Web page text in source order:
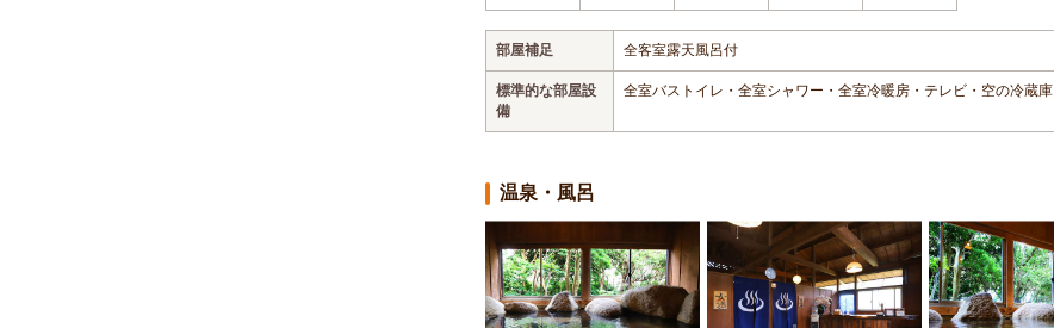
部屋補足 全客室露天風呂付
標準的な部屋設
備
全室バストイレ・全室シャワー・全室冷暖房・テレビ・空の冷蔵庫
温泉・風呂